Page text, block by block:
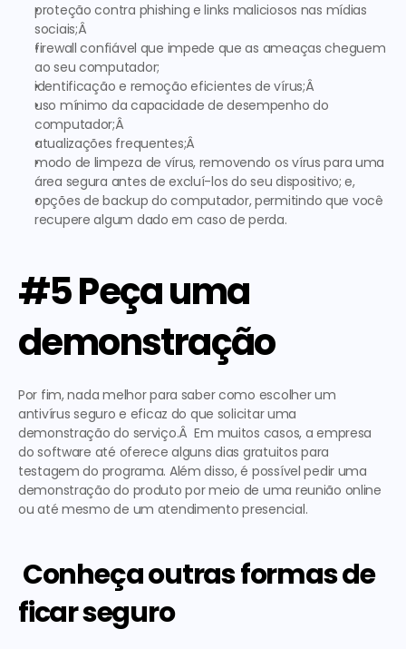
proteção contra phishing e links maliciosos nas mídias
sociais;Â
firewall confiável que impede que as ameaças cheguem
ao seu computador;
identificação e remoção eficientes de vírus;Â
uso mínimo da capacidade de desempenho do
computador;Â
atualizações frequentes;Â
modo de limpeza de vírus, removendo os vírus para uma
área segura antes de excluí-los do seu dispositivo; e,
opções de backup do computador, permitindo que você
recupere algum dado em caso de perda.
#5 Peça uma
demonstração
Por fim, nada melhor para saber como escolher um
antivírus seguro e eficaz do que solicitar uma
demonstração do serviço.Â  Em muitos casos, a empresa
do software até oferece alguns dias gratuitos para
testagem do programa. Além disso, é possível pedir uma
demonstração do produto por meio de uma reunião online
ou até mesmo de um atendimento presencial.
ficar seguro